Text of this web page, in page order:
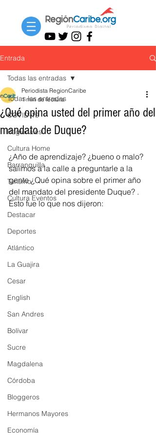
Entrada
Todas las entradas
COVID-19
Regionales
Cultura Home
Barranquilla
Turismo
Cultura Eventos
Destacar
Deportes
Atlántico
La Guajira
Cesar
English
San Andres
Bolívar
Sucre
Magdalena
Córdoba
Bloggeros
Hermanos Mayores
Economía
Todas las entradas
¿Qué opina usted del primer año del
mandato de Duque?
Periodista RegionCaribe
1 min de lectura
¿Año de aprendizaje? ¿bueno o malo?
salimos a la calle a preguntarle a la
gente ¿Qué opina sobre el primer año
del mandato del presidente Duque? .
Esto fue lo que nos dijeron: